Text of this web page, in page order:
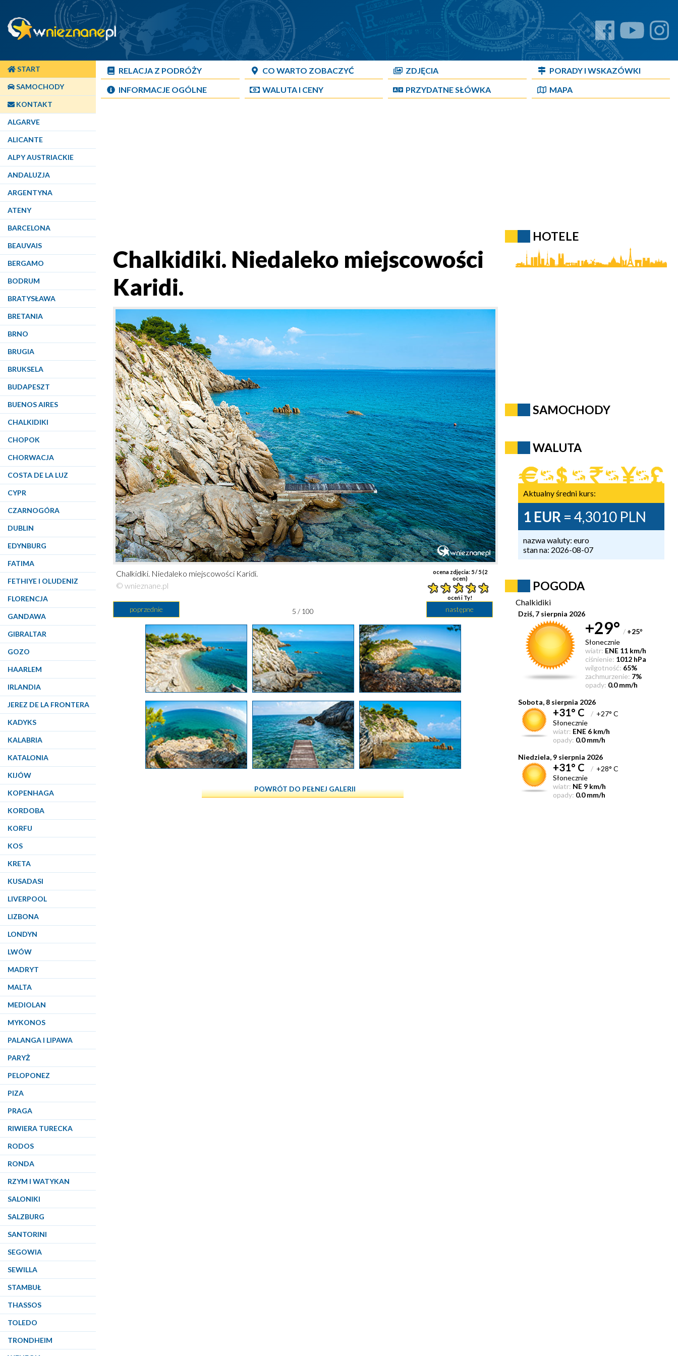
START
SAMOCHODY
KONTAKT
ALGARVE
ALICANTE
ALPY AUSTRIACKIE
ANDALUZJA
ARGENTYNA
ATENY
BARCELONA
BEAUVAIS
BERGAMO
BODRUM
BRATYSŁAWA
BRETANIA
BRNO
BRUGIA
BRUKSELA
BUDAPESZT
BUENOS AIRES
CHALKIDIKI
CHOPOK
CHORWACJA
COSTA DE LA LUZ
CYPR
CZARNOGÓRA
DUBLIN
EDYNBURG
FATIMA
FETHIYE I OLUDENIZ
FLORENCJA
GANDAWA
GIBRALTAR
GOZO
HAARLEM
IRLANDIA
JEREZ DE LA FRONTERA
KADYKS
KALABRIA
KATALONIA
KIJÓW
KOPENHAGA
KORDOBA
KORFU
KOS
KRETA
KUSADASI
LIVERPOOL
LIZBONA
LONDYN
LWÓW
MADRYT
MALTA
MEDIOLAN
MYKONOS
PALANGA I LIPAWA
PARYŻ
PELOPONEZ
PIZA
PRAGA
RIWIERA TURECKA
RODOS
RONDA
RZYM I WATYKAN
SALONIKI
SALZBURG
SANTORINI
SEGOWIA
SEWILLA
STAMBUŁ
THASSOS
TOLEDO
TRONDHEIM
RELACJA Z PODRÓŻY CO WARTO ZOBACZYĆ ZDJĘCIA
PORADY I WSKAZÓWKI
INFORMACJE OGÓLNE
WALUTA I CENY PRZYDATNE SŁÓWKA MAPA
Chalkidiki. Niedaleko miejscowości
Karidi.
ocena zdjęcia: 5/ 5 (2
ocen)
oceń i Ty!
Chalkidiki. Niedaleko miejscowości Karidi.
© wnieznane.pl
poprzednie następne
5 / 100
POWRÓT DO PEŁNEJ GALERII
HOTELE
SAMOCHODY
WALUTA
Aktualny średni kurs:
1 EUR = 4,3010 PLN
nazwa waluty: euro
stan na: 2026-08-07
POGODA
Chalkidiki
Dziś, 7 sierpnia 2026
+29° / +25°
Słonecznie
wiatr: ENE 11 km/h
ciśnienie: 1012 hPa
wilgotność: 65%
zachmurzenie: 7%
opady: 0.0 mm/h
Sobota, 8 sierpnia 2026
+31° C / +27° C
Słonecznie
wiatr: ENE 6 km/h
opady: 0.0 mm/h
Niedziela, 9 sierpnia 2026
+31° C / +28° C
Słonecznie
wiatr: NE 9 km/h
opady: 0.0 mm/h